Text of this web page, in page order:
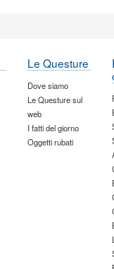
Le Questure
Dove siamo
Le Questure sul
web
I fatti del giorno
Oggetti rubati